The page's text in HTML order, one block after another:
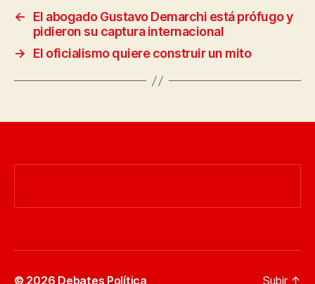
←
El abogado Gustavo Demarchi está prófugo y
pidieron su captura internacional
→
El oficialismo quiere construir un mito
© 2026 Debates Política Subir ↑